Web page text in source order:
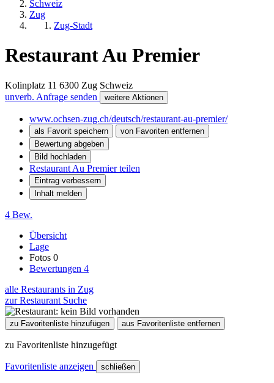
Schweiz
Zug
Zug-Stadt
Restaurant Au Premier
Kolinplatz 11 6300 Zug Schweiz
unverb. Anfrage senden
weitere Aktionen
www.ochsen-zug.ch/deutsch/restaurant-au-premier/
als Favorit speichern
von Favoriten entfernen
Bewertung abgeben
Bild hochladen
Restaurant Au Premier teilen
Eintrag verbessern
Inhalt melden
4 Bew.
Übersicht
Lage
Fotos 0
Bewertungen 4
alle Restaurants in Zug
zur Restaurant Suche
zu Favoritenliste hinzufügen aus Favoritenliste entfernen
zu Favoritenliste hinzugefügt
Favoritenliste anzeigen schließen